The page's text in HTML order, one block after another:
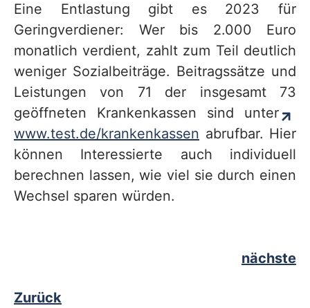
Eine Entlastung gibt es 2023 für
Geringverdiener: Wer bis 2.000 Euro
monatlich verdient, zahlt zum Teil deutlich
weniger Sozialbeiträge. Beitragssätze und
Leistungen von 71 der insgesamt 73
geöffneten Krankenkassen sind unter
www.test.de/krankenkassen abrufbar. Hier
können Interessierte auch individuell
berechnen lassen, wie viel sie durch einen
Wechsel sparen würden.
nächste
Zurück